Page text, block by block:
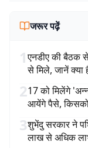
जरूर पढ़ें
1एनडीए की बैठक
से मिले, जानें
217 को मिलेंगे
आयेंगे पैसे, किसको
3शुभेंदु सरकार ने
लाख से अधिक